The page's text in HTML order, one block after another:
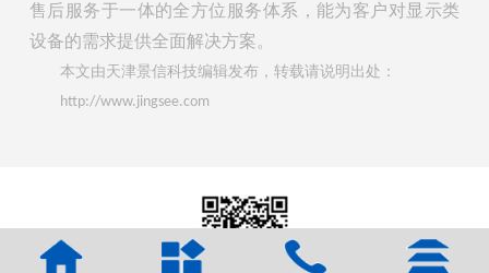
售后服务于一体的全方位服务体系，能为客户对显示类
设备的需求提供全面解决方案。
本文由天津景信科技编辑发布，转载请说明出处：
http://www.jingsee.com